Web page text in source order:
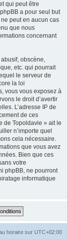
qui peut être
a pour seul but
peut en aucun cas
que nous
concernant
obscène,
etc. qui pourrait
le serveur de
la loi
vous vous exposez à
le droit d’avertir
L’adresse IP de
de ces
de Topoldavie » ait le
n’importe quel
cela nécessaire.
que vous avez
Bien que ces
votre
phpBB, ne pourront
informatique
horaire sur UTC+02:00